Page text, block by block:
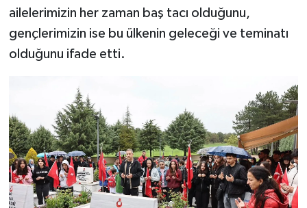
ailelerimizin her zaman baş tacı olduğunu,
gençlerimizin ise bu ülkenin geleceği ve teminatı
olduğunu ifade etti.